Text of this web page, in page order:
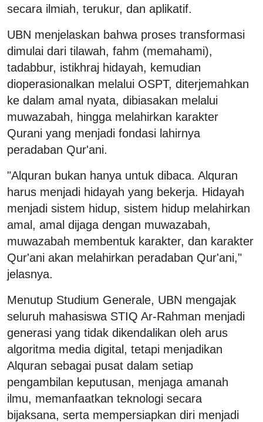
secara ilmiah, terukur, dan aplikatif.
UBN menjelaskan bahwa proses transformasi
dimulai dari tilawah, fahm (memahami),
tadabbur, istikhraj hidayah, kemudian
dioperasionalkan melalui OSPT, diterjemahkan
ke dalam amal nyata, dibiasakan melalui
muwazabah, hingga melahirkan karakter
Qurani yang menjadi fondasi lahirnya
peradaban Qur'ani.
"Alquran bukan hanya untuk dibaca. Alquran
harus menjadi hidayah yang bekerja. Hidayah
menjadi sistem hidup, sistem hidup melahirkan
amal, amal dijaga dengan muwazabah,
muwazabah membentuk karakter, dan karakter
Qur'ani akan melahirkan peradaban Qur'ani,"
jelasnya.
Menutup Studium Generale, UBN mengajak
seluruh mahasiswa STIQ Ar-Rahman menjadi
generasi yang tidak dikendalikan oleh arus
algoritma media digital, tetapi menjadikan
Alquran sebagai pusat dalam setiap
pengambilan keputusan, menjaga amanah
ilmu, memanfaatkan teknologi secara
bijaksana, serta mempersiapkan diri menjadi